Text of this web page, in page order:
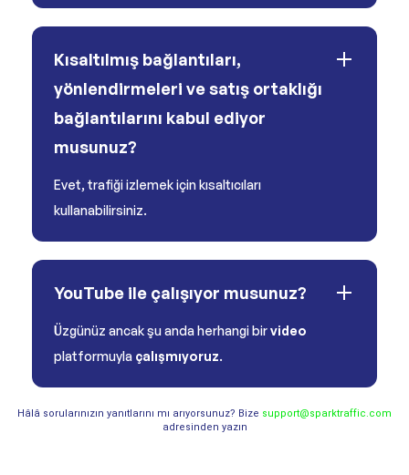
Kısaltılmış bağlantıları,
yönlendirmeleri ve satış ortaklığı
bağlantılarını kabul ediyor
musunuz?
Evet, trafiği izlemek için kısaltıcıları
kullanabilirsiniz.
YouTube ile çalışıyor musunuz?
Üzgünüz ancak şu anda herhangi birvideo
platformuyla çalışmıyoruz.
Hâlâ sorularınızın yanıtlarını mı arıyorsunuz? Bize support@sparktraffic.com
adresinden yazın